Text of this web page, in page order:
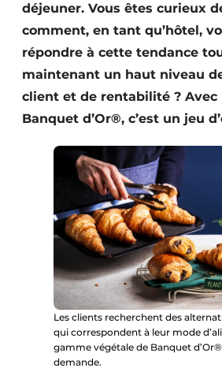
déjeuner. Vous êtes curieux
comment, en tant qu’hôtel,
répondre à cette tendance
maintenant un haut niveau
client et de rentabilité ? Avec
Banquet d’Or®, c’est un jeu
Les clients recherchent des
qui correspondent à leur mode
gamme végétale de Banquet
demande.